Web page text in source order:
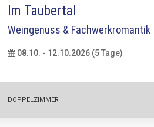
Im Taubertal
Weingenuss & Fachwerkromantik
08.10. - 12.10.2026 (5 Tage)
DOPPELZIMMER